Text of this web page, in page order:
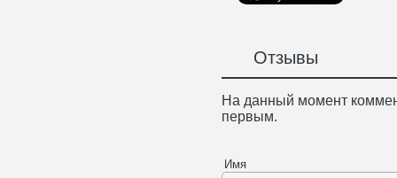
Отзывы
На данный момент
первым.
Имя